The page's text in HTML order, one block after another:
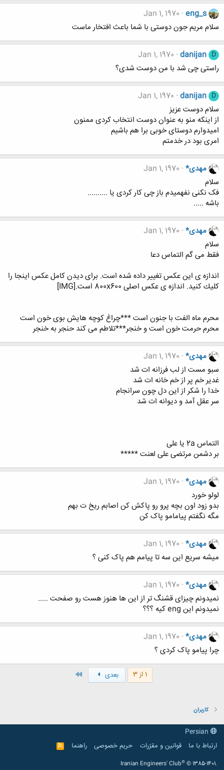
eng_s
Jan 1, 1970
سلام مریم جون دوستی با شما باعث افتخار ماست
D
danijan
Jan 1, 1970
راستی چی شد با من دوست شدی؟
D
danijan
Jan 1, 1970
سلام دوست عزیز
از اینکه منو به عنوان دوست انتخاب کردی ممنون
امیدوارم دوستای خوبی برا هم باشیم
امری بود در خدمتم
مهدی* Jan 1, 1970
سلام
فک نکنی نفهمیدم باز چی کار کردی یا ..........
باشه .....
مهدی* Jan 1, 1970
سلام
فقط می گم التماس دعا
اندازه ی اين عكس تغيير داده شده است. برای ديدن كامل عكس اينجا را
كليك كنيد. اندازه ی عكس اصلی 800x600 است.[IMG]
محرم ماه الفت با جنون است ***چراغ کوچه هایش بوی خون است
محرم حرمت خون است و خنجر***تلاطم می کند حنجر به خنجر
مهدی* Jan 1, 1970
سبو مست از لب فرزانه ات شد
غدیر خم پر از خم خانه ات شد
خدا را شکر از این دل چون سرانجام
سر عقل آمد و دیوانه ات شد
التماس 2a یا علی
بر دشمن مرتضی علی لعنت *****
مهدی* Jan 1, 1970
لولو خورد
بدو زود اون بچه پرو رو پاکش کن اصابم ریخ ت بهم
مگه نگفتم پیامامو پاک کن
مهدی* Jan 1, 1970
میشه سریع این سه تا پیامم هم پاک کنی ؟
مهدی* Jan 1, 1970
نمیدونم چیزای قشنگ تر از این ها هنوز هست رو صفحت .....
نمیدونم این eng کیه ؟؟؟
مهدی* Jan 1, 1970
چرا پیامو پاک کردی ؟
1 از 3 بعدی
کاربران
ارتباط با ما
قوانین و مقرّرات حریم خصوصی راهنما
R
S
Iranian Engineers' Club® © 1385-1401.